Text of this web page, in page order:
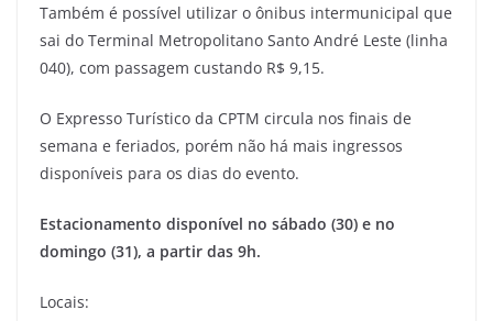
Também é possível utilizar o ônibus intermunicipal que
sai do Terminal Metropolitano Santo André Leste (linha
040), com passagem custando R$ 9,15.
O Expresso Turístico da CPTM circula nos finais de
semana e feriados, porém não há mais ingressos
disponíveis para os dias do evento.
Estacionamento disponível no sábado (30) e no
domingo (31), a partir das 9h.
Locais: